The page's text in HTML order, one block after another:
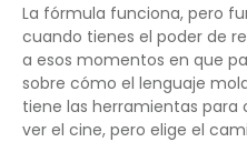
La fórmula funciona, pero
cuando tienes el poder de
a esos momentos en que
sobre cómo el lenguaje
tiene las herramientas
ver el cine, pero elige el